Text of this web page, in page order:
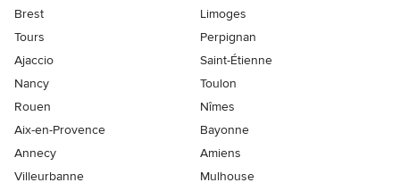
Brest
Limoges
Tours
Perpignan
Ajaccio
Saint-Étienne
Nancy
Toulon
Rouen
Nîmes
Aix-en-Provence
Bayonne
Annecy
Amiens
Villeurbanne
Mulhouse